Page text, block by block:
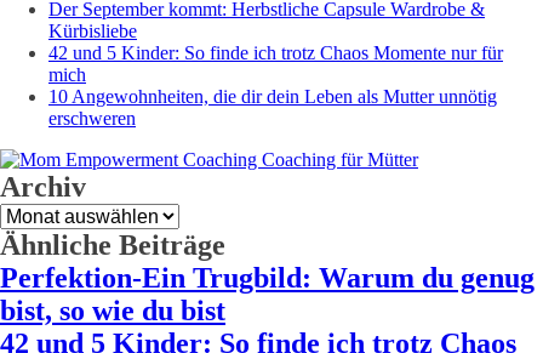
Der September kommt: Herbstliche Capsule Wardrobe &
Kürbisliebe
42 und 5 Kinder: So finde ich trotz Chaos Momente nur für
mich
10 Angewohnheiten, die dir dein Leben als Mutter unnötig
erschweren
Archiv
Archiv
Ähnliche Beiträge
Perfektion-Ein Trugbild: Warum du genug
bist, so wie du bist
42 und 5 Kinder: So finde ich trotz Chaos